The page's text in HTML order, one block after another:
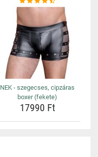
NEK - szegecses, cipzáras
boxer (fekete)
17990 Ft